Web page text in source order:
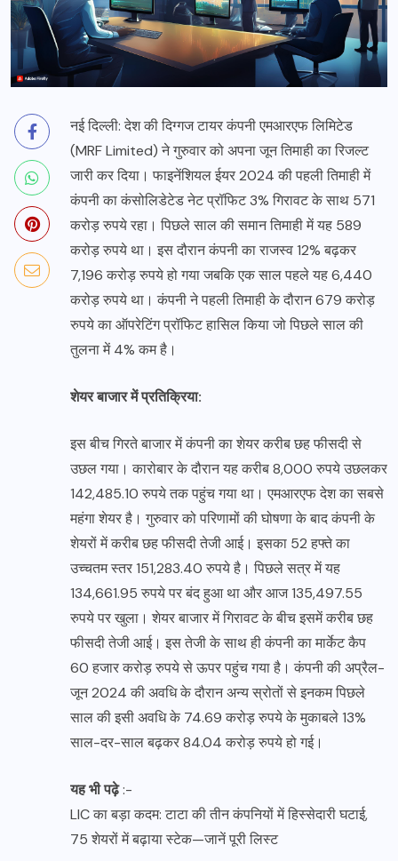
नई दिल्ली: देश की दिग्गज टायर कंपनी एमआरएफ लिमिटेड
(MRF Limited) ने गुरुवार को अपना जून तिमाही का रिजल्ट
जारी कर दिया। फाइनेंशियल ईयर 2024 की पहली तिमाही में
कंपनी का कंसोलिडेटेड नेट प्रॉफिट 3% गिरावट के साथ 571
करोड़ रुपये रहा। पिछले साल की समान तिमाही में यह 589
करोड़ रुपये था। इस दौरान कंपनी का राजस्व 12% बढ़कर
7,196 करोड़ रुपये हो गया जबकि एक साल पहले यह 6,440
करोड़ रुपये था। कंपनी ने पहली तिमाही के दौरान 679 करोड़
रुपये का ऑपरेटिंग प्रॉफिट हासिल किया जो पिछले साल की
तुलना में 4% कम है।
शेयर बाजार में प्रतिक्रिया:
इस बीच गिरते बाजार में कंपनी का शेयर करीब छह फीसदी से
उछल गया। कारोबार के दौरान यह करीब 8,000 रुपये उछलकर
142,485.10 रुपये तक पहुंच गया था। एमआरएफ देश का सबसे
महंगा शेयर है। गुरुवार को परिणामों की घोषणा के बाद कंपनी के
शेयरों में करीब छह फीसदी तेजी आई। इसका 52 हफ्ते का
उच्चतम स्तर 151,283.40 रुपये है। पिछले सत्र में यह
134,661.95 रुपये पर बंद हुआ था और आज 135,497.55
रुपये पर खुला। शेयर बाजार में गिरावट के बीच इसमें करीब छह
फीसदी तेजी आई। इस तेजी के साथ ही कंपनी का मार्केट कैप
60 हजार करोड़ रुपये से ऊपर पहुंच गया है। कंपनी की अप्रैल-
जून 2024 की अवधि के दौरान अन्य स्रोतों से इनकम पिछले
साल की इसी अवधि के 74.69 करोड़ रुपये के मुकाबले 13%
साल-दर-साल बढ़कर 84.04 करोड़ रुपये हो गई।
यह भी पढ़े:-
LIC का बड़ा कदम: टाटा की तीन कंपनियों में हिस्सेदारी घटाई,
75 शेयरों में बढ़ाया स्टेक—जानें पूरी लिस्ट